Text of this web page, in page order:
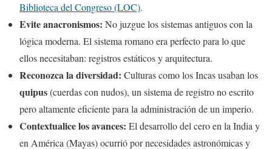
Biblioteca del Congreso (LOC).
Evite anacronismos: No juzgue los sistemas antiguos con la
lógica moderna. El sistema romano era perfecto para lo que
ellos necesitaban: registros estáticos y arquitectura.
Reconozca la diversidad: Culturas como los Incas usaban los
quipus(cuerdas con nudos), un sistema de registro no escrito
pero altamente eficiente para la administración de un imperio.
Contextualice los avances: El desarrollo del cero en la India y
en América (Mayas) ocurrió por necesidades astronómicas y